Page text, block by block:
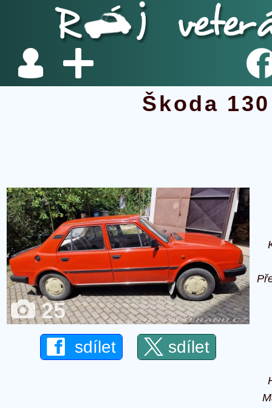
Škoda
25
sdílet sdílet